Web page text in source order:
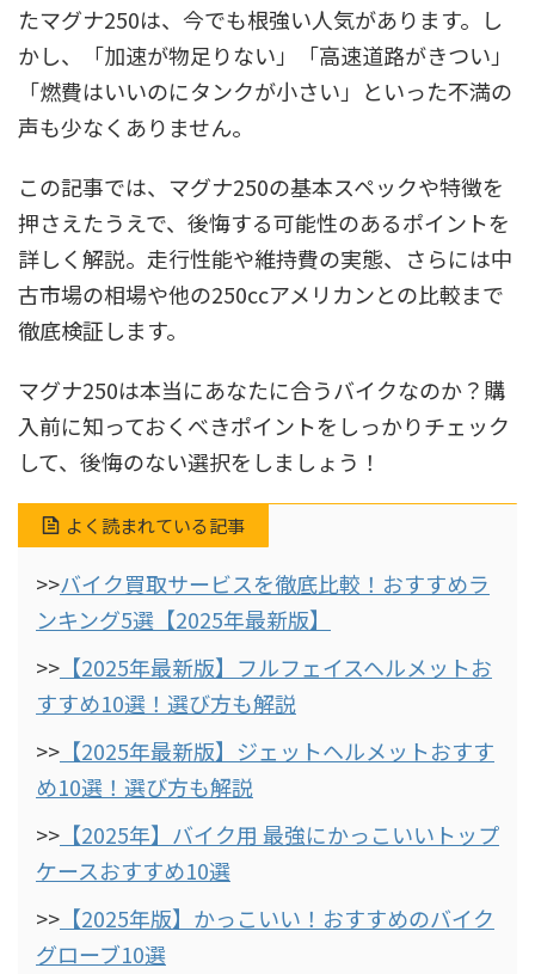
たマグナ250は、今でも根強い人気があります。し
かし、「加速が物足りない」「高速道路がきつい」
「燃費はいいのにタンクが小さい」といった不満の
声も少なくありません。
この記事では、マグナ250の基本スペックや特徴を
押さえたうえで、後悔する可能性のあるポイントを
詳しく解説。走行性能や維持費の実態、さらには中
古市場の相場や他の250ccアメリカンとの比較まで
徹底検証します。
マグナ250は本当にあなたに合うバイクなのか？購
入前に知っておくべきポイントをしっかりチェック
して、後悔のない選択をしましょう！
よく読まれている記事
>>バイク買取サービスを徹底比較！おすすめラ
ンキング5選【2025年最新版】
>> 【2025年最新版】フルフェイスヘルメットお
すすめ10選！選び方も解説
>> 【2025年最新版】ジェットヘルメットおすす
め10選！選び方も解説
>> 【2025年】バイク用 最強にかっこいいトップ
ケースおすすめ10選
>> 【2025年版】かっこいい！おすすめのバイク
グローブ10選